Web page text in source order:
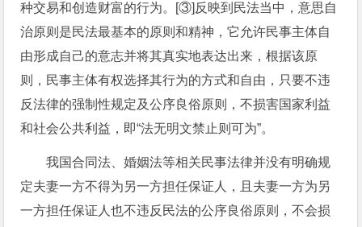
种交易和创造财富的行为。[③]反映到民法当中，意思自
治原则是民法最基本的原则和精神，它允许民事主体自
由形成自己的意志并将其真实地表达出来，根据该原
则，民事主体有权选择其行为的方式和自由，只要不违
反法律的强制性规定及公序良俗原则，不损害国家利益
和社会公共利益，即“法无明文禁止则可为”。
我国合同法、婚姻法等相关民事法律并没有明确规
定夫妻一方不得为另一方担任保证人，且夫妻一方为另
一方担任保证人也不违反民法的公序良俗原则，不会损